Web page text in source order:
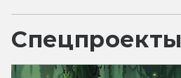
Спецпроекты